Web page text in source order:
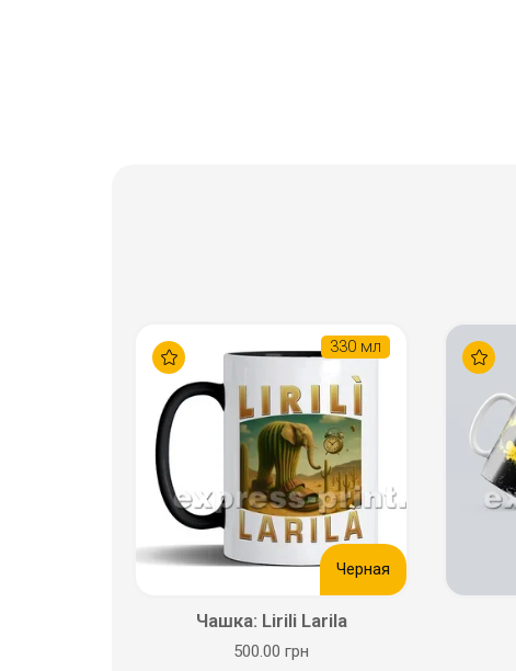
330 мл
Черная
Чашка: Lirili Larila
500.00 грн